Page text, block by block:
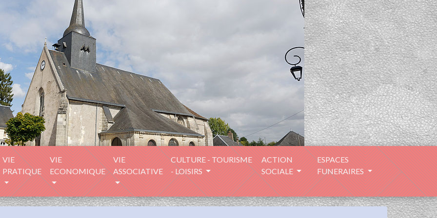
VIE
PRATIQUE
VIE
ECONOMIQUE
VIE
ASSOCIATIVE
CULTURE - TOURISME
- LOISIRS
ACTION
SOCIALE
ESPACES
FUNERAIRES